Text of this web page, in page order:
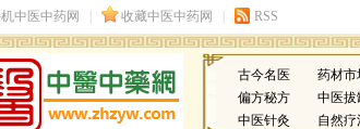
古今名医 药材市
偏方秘方
中医拔
中医针灸
自然疗